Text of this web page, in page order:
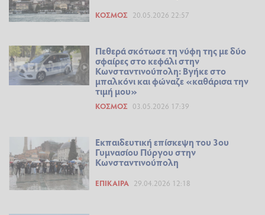
ΚΌΣΜΟΣ 20.05.2026 22:57
Πεθερά σκότωσε τη νύφη της με δύο
σφαίρες στο κεφάλι στην
Κωνσταντινούπολη: Βγήκε στο
μπαλκόνι και φώναζε «καθάρισα την
τιμή μου»
ΚΌΣΜΟΣ 03.05.2026 17:39
Εκπαιδευτική επίσκεψη του 3ου
Γυμνασίου Πύργου στην
Κωνσταντινούπολη
ΕΠΊΚΑΙΡΑ 29.04.2026 12:18